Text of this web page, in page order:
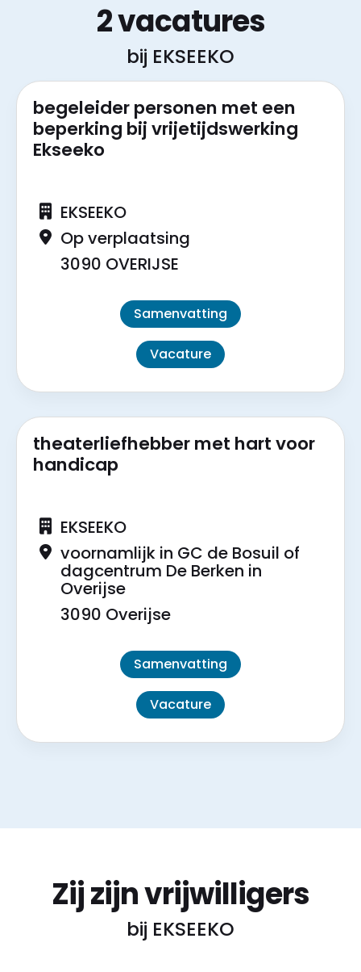
2 vacatures
bij EKSEEKO
begeleider personen met een
beperking bij vrijetijdswerking
Ekseeko
EKSEEKO
Op verplaatsing
3090 OVERIJSE
Samenvatting
Vacature
theaterliefhebber met hart voor
handicap
EKSEEKO
voornamlijk in GC de Bosuil of
dagcentrum De Berken in
Overijse
3090 Overijse
Samenvatting
Vacature
Zij zijn vrijwilligers
bij EKSEEKO